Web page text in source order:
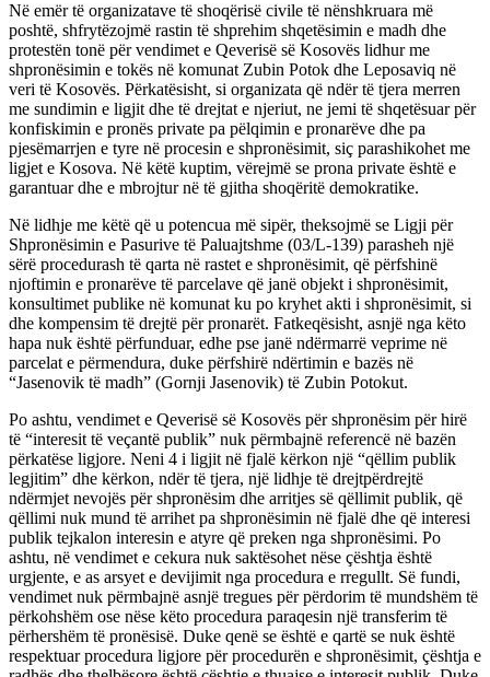
Në emër të organizatave të shoqërisë civile të nënshkruara më
poshtë, shfrytëzojmë rastin të shprehim shqetësimin e madh dhe
protestën tonë për vendimet e Qeverisë së Kosovës lidhur me
shpronësimin e tokës në komunat Zubin Potok dhe Leposaviq në
veri të Kosovës. Përkatësisht, si organizata që ndër të tjera merren
me sundimin e ligjit dhe të drejtat e njeriut, ne jemi të shqetësuar për
konfiskimin e pronës private pa pëlqimin e pronarëve dhe pa
pjesëmarrjen e tyre në procesin e shpronësimit, siç parashikohet me
ligjet e Kosova. Në këtë kuptim, vërejmë se prona private është e
garantuar dhe e mbrojtur në të gjitha shoqëritë demokratike.
Në lidhje me këtë që u potencua më sipër, theksojmë se Ligji për
Shpronësimin e Pasurive të Paluajtshme (03/L-139) parasheh një
sërë procedurash të qarta në rastet e shpronësimit, që përfshinë
njoftimin e pronarëve të parcelave që janë objekt i shpronësimit,
konsultimet publike në komunat ku po kryhet akti i shpronësimit, si
dhe kompensim të drejtë për pronarët. Fatkeqësisht, asnjë nga këto
hapa nuk është përfunduar, edhe pse janë ndërmarrë veprime në
parcelat e përmendura, duke përfshirë ndërtimin e bazës në
“Jasenovik të madh” (Gornji Jasenovik) të Zubin Potokut.
Po ashtu, vendimet e Qeverisë së Kosovës për shpronësim për hirë
të “interesit të veçantë publik” nuk përmbajnë referencë në bazën
përkatëse ligjore. Neni 4 i ligjit në fjalë kërkon një “qëllim publik
legjitim” dhe kërkon, ndër të tjera, një lidhje të drejtpërdrejtë
ndërmjet nevojës për shpronësim dhe arritjes së qëllimit publik, që
qëllimi nuk mund të arrihet pa shpronësimin në fjalë dhe që interesi
publik tejkalon interesin e atyre që preken nga shpronësimi. Po
ashtu, në vendimet e cekura nuk saktësohet nëse çështja është
urgjente, e as arsyet e devijimit nga procedura e rregullt. Së fundi,
vendimet nuk përmbajnë asnjë tregues për përdorim të mundshëm të
përkohshëm ose nëse këto procedura paraqesin një transferim të
përhershëm të pronësisë. Duke qenë se është e qartë se nuk është
respektuar procedura ligjore për procedurën e shpronësimit, çështja e